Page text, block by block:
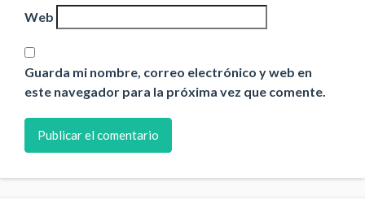
Web
Guarda mi nombre, correo electrónico y web en
este navegador para la próxima vez que comente.